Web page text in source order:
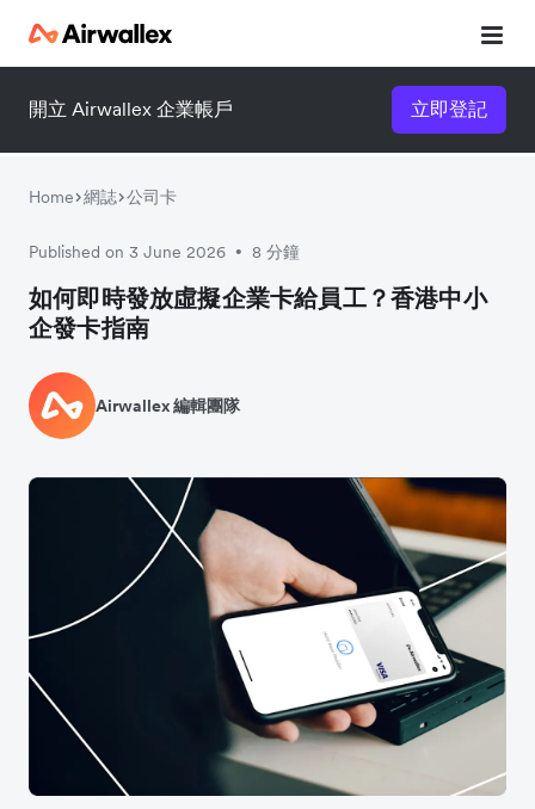
開立 Airwallex 企業帳戶 立即登記
Home 網誌 公司卡
Published on 3 June 2026 • 8 分鐘
如何即時發放虛擬企業卡給員工？香港中小
企發卡指南
Airwallex 編輯團隊